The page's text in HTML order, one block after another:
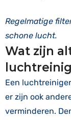
Regelmatige
schone lucht.
Wat zijn
Een
er zijn ook
verminderen.